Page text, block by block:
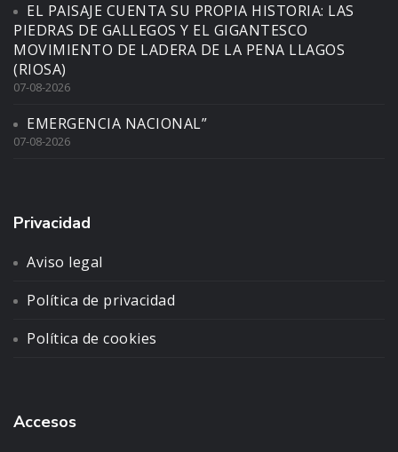
EL PAISAJE CUENTA SU PROPIA HISTORIA: LAS
PIEDRAS DE GALLEGOS Y EL GIGANTESCO
MOVIMIENTO DE LADERA DE LA PENA LLAGOS
(RIOSA)
07-08-2026
EMERGENCIA NACIONAL”
07-08-2026
Privacidad
Aviso legal
Política de privacidad
Política de cookies
Accesos